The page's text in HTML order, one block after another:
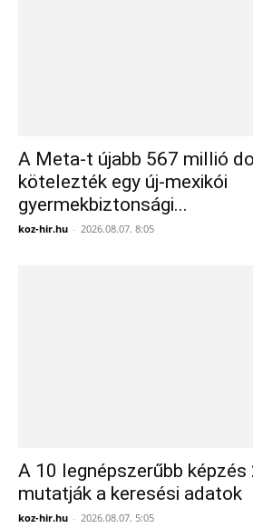
A Meta-t újabb 567 millió
kötelezték egy új-mexikói
gyermekbiztonsági...
koz-hir.hu - 2026.08.07. 8:05
A 10 legnépszerűbb
mutatják a keresési adatok
koz-hir.hu - 2026.08.07. 5:05